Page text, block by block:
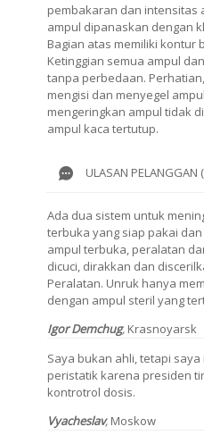
pembakaran dan intensitas
ampul dipanaskan dengan
Bagian atas memiliki kontur
Ketinggian semua ampul
tanpa perbedaan.
mengisi dan menyegel
mengeringkan ampul tidak
ampul kaca tertutup.
ULASAN PELANGGAN
Ada dua sistem untuk
terbuka yang siap pakai
ampul terbuka, peralatan
dicuci, dirakkan dan
Peralatan. Unruk hanya
dengan ampul steril yang
Igor Demchug, Krasnoyarsk
Saya bukan ahli, tetapi
peristatik karena presiden
kontrotrol dosis.
Vyacheslav, Moskow